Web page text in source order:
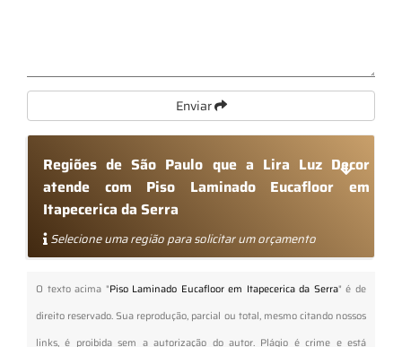
Enviar
Regiões de São Paulo que a Lira Luz Decor
atende com Piso Laminado Eucafloor em
Itapecerica da Serra
Selecione uma região para solicitar um orçamento
O texto acima "Piso Laminado Eucafloor em Itapecerica da Serra" é de
direito reservado. Sua reprodução, parcial ou total, mesmo citando nossos
links, é proibida sem a autorização do autor. Plágio é crime e está